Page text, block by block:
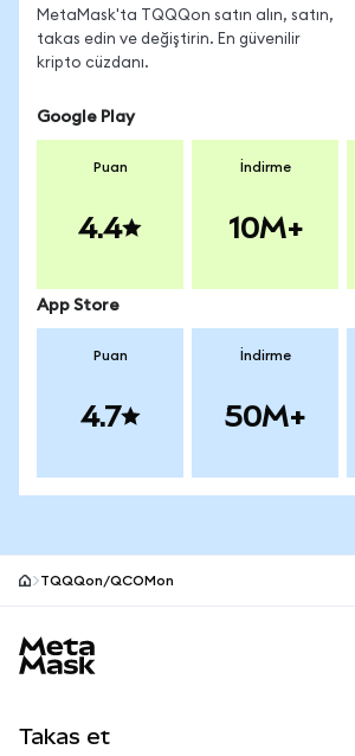
MetaMask'ta TQQQon satın alın, satın,
takas edin ve değiştirin. En güvenilir
kripto cüzdanı.
Google Play
Puan
4.4
İndirme
10M+
App Store
Puan
4.7
İndirme
50M+
TQQQon/QCOMon
Takas et